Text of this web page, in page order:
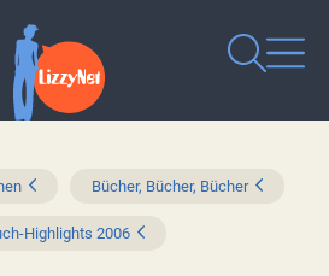
Bücher, Bücher, Bücher
Highlights 2006